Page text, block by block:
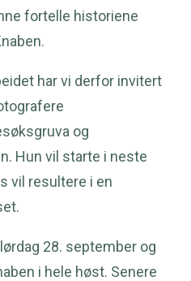
fortelle historiene
har vi derfor invitert
og
Hun vil starte i neste
vil resultere i en
28. september og
i hele høst. Senere